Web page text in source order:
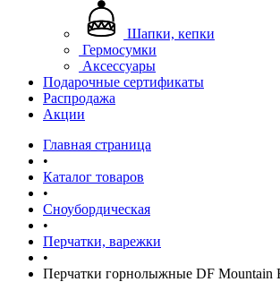
Шапки, кепки
Гермосумки
Аксессуары
Подарочные сертификаты
Распродажа
Акции
Главная страница
•
Каталог товаров
•
Сноубордическая
•
Перчатки, варежки
•
Перчатки горнолыжные DF Mountain